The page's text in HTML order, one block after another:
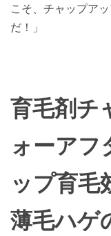
こそ、チャップア
だ！」
育毛剤チ
ォーアフ
ップ育毛
薄毛ハゲ